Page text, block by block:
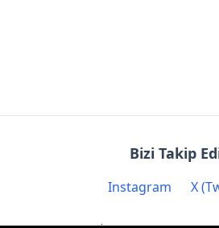
Bizi Takip
Instagram X